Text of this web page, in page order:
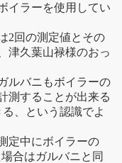
イラーを使用してい
2回の測定値とその
津久葉山禄様のおっ
ルバニもボイラーの
測することが出来る
、という認識でよ
定中にボイラーの
合はガルバニと同